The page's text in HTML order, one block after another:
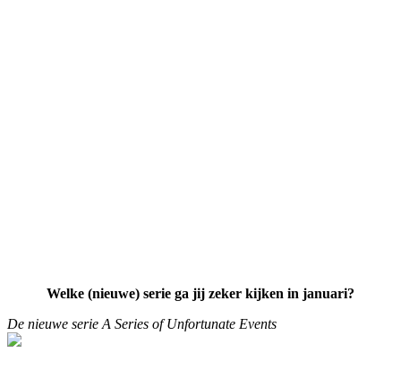
Welke (nieuwe) serie ga jij zeker kijken in januari?
De nieuwe serie A Series of Unfortunate Events